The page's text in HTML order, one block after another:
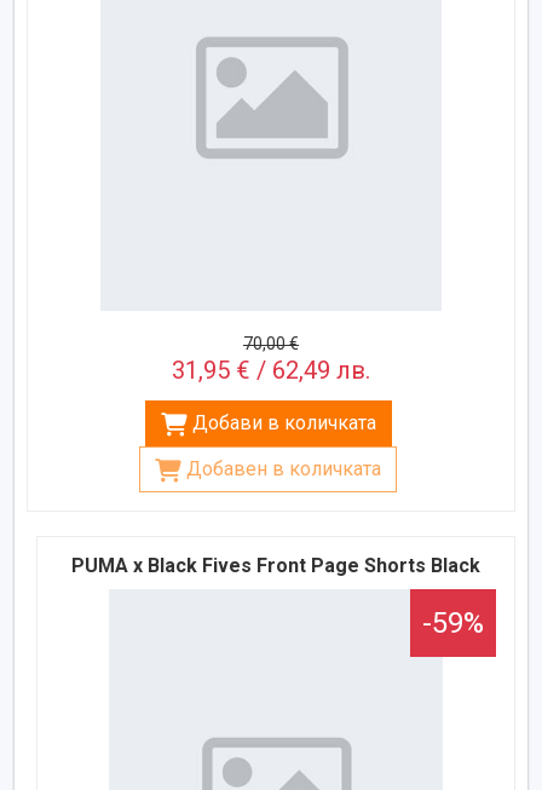
70,00 €
31,95 € / 62,49 лв.
Добави в количката
Добавен в количката
PUMA x Black Fives Front Page Shorts Black
-59%